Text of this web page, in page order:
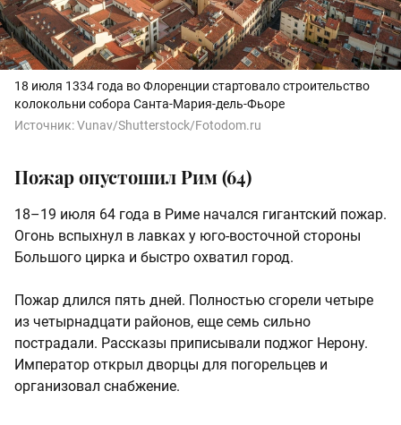
18 июля 1334 года во Флоренции стартовало строительство
колокольни собора Санта-Мария-дель-Фьоре
Источник:Vunav/Shutterstock/Fotodom.ru
Пожар опустошил Рим (64)
18–19 июля 64 года в Риме начался гигантский пожар.
Огонь вспыхнул в лавках у юго-восточной стороны
Большого цирка и быстро охватил город.
Пожар длился пять дней. Полностью сгорели четыре
из четырнадцати районов, еще семь сильно
пострадали. Рассказы приписывали поджог Нерону.
Император открыл дворцы для погорельцев и
организовал снабжение.